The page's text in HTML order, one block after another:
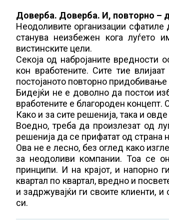
Доверба. Доверба. И, повторно –
Неодоливите организации
станува неизбежен кога луѓето
вистинските цели.
Секоја од набројаните вредности
кон вработените. Сите тие
постојаното повторно придобивање
Бидејќи не е доволно да постои
вработените е благороден
Како и за сите решенија, така и
Воедно, треба да произлезат од
решенија да се прифатат од страна
Ова не е лесно, без оглед како
за неодоливи компании. Тоа се
принципи. И на крајот, и напорно
квартал по квартал, вредно и
и задржувајќи ги своите клиенти, и
си.